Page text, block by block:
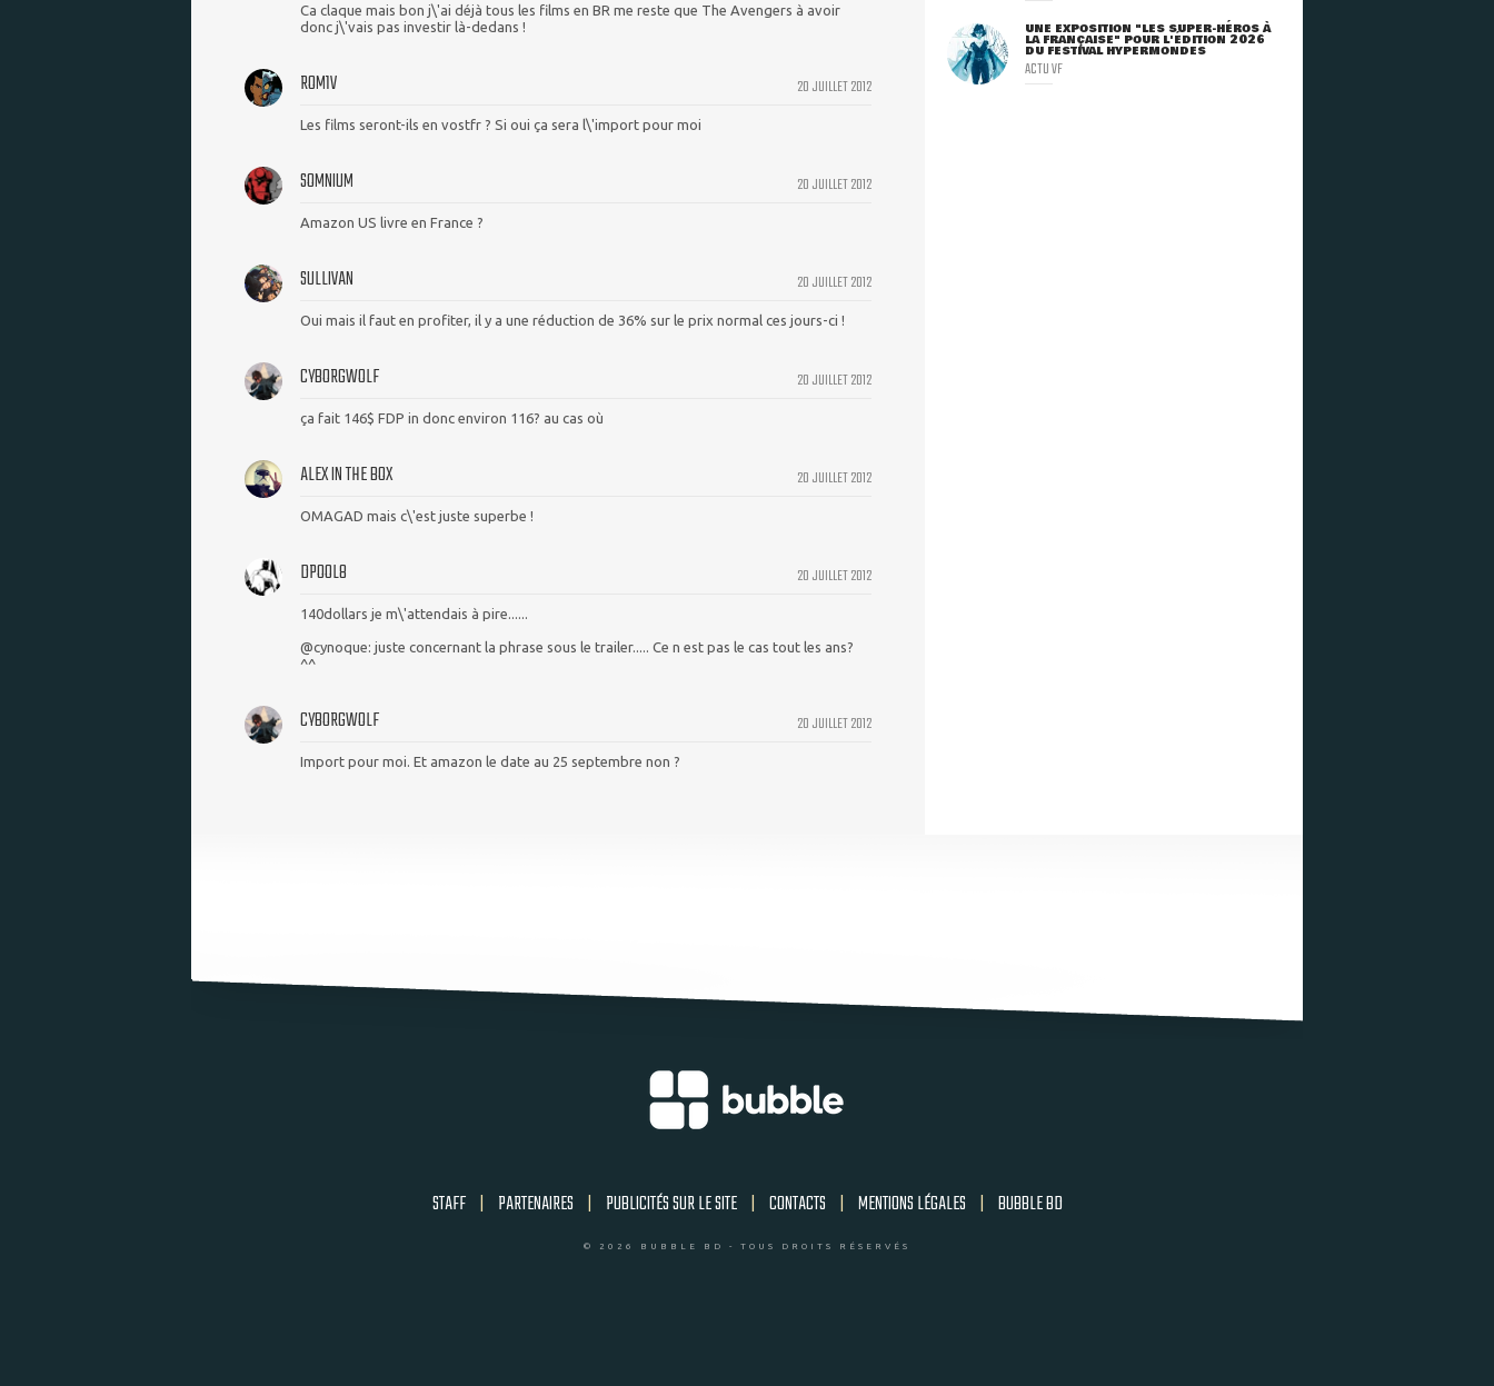
Ca claque mais bon j\'ai déjà tous les films en BR me reste que The Avengers à avoir
donc j\'vais pas investir là-dedans !
20 JUILLET 2012
ROM1V
Les films seront-ils en vostfr ? Si oui ça sera l\'import pour moi
20 JUILLET 2012
SOMNIUM
Amazon US livre en France ?
20 JUILLET 2012
SULLIVAN
Oui mais il faut en profiter, il y a une réduction de 36% sur le prix normal ces jours-ci !
20 JUILLET 2012
CYBORGWOLF
ça fait 146$ FDP in donc environ 116? au cas où
20 JUILLET 2012
ALEX IN THE BOX
OMAGAD mais c\'est juste superbe !
20 JUILLET 2012
DPOOL8
140dollars je m\'attendais à pire......
@cynoque: juste concernant la phrase sous le trailer..... Ce n est pas le cas tout les ans?
^^
20 JUILLET 2012
CYBORGWOLF
Import pour moi. Et amazon le date au 25 septembre non ?
UNE EXPOSITION "LES SUPER-HÉROS À
LA FRANÇAISE" POUR L'ÉDITION 2026
DU FESTIVAL HYPERMONDES
ACTU VF
STAFF | PARTENAIRES | PUBLICITÉS SUR LE SITE | CONTACTS | MENTIONS LÉGALES | BUBBLE BD
© 2026 BUBBLE BD - TOUS DROITS RÉSERVÉS